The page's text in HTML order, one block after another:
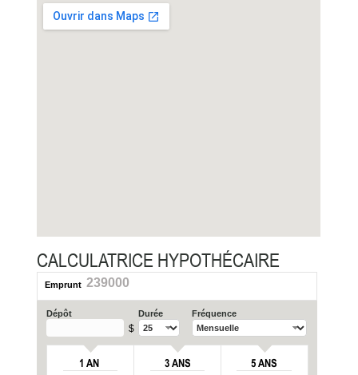
CALCULATRICE HYPOTHÉCAIRE
Emprunt 239000
Dépôt
$
Durée Fréquence
1 AN 3 ANS 5 ANS